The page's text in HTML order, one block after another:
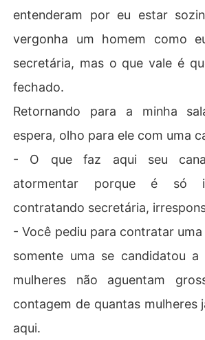
entenderam por eu estar
vergonha um homem como
secretária, mas o que vale é
fechado.
Retornando para a minha
espera, olho para ele com uma
- O que faz aqui seu
atormentar porque é só
contratando secretária,
- Você pediu para contratar
somente uma se candidatou
mulheres não aguentam
contagem de quantas mulheres
aqui.